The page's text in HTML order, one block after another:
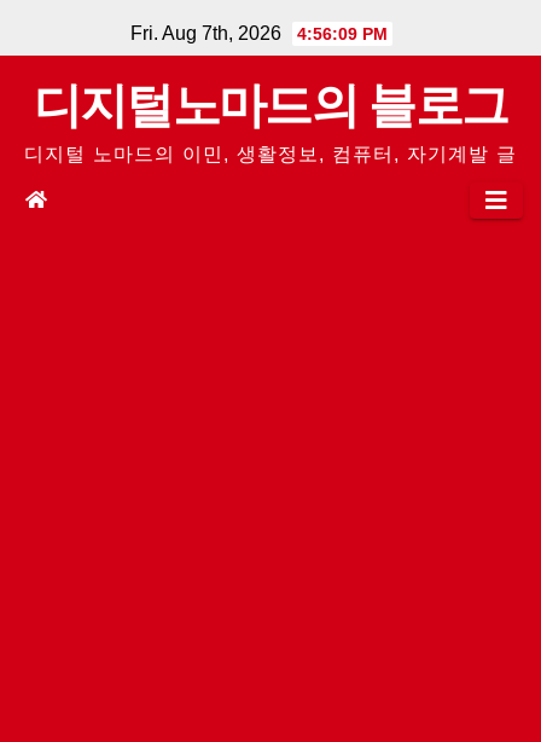
to
content
Fri. Aug 7th, 2026 4:56:09 PM
디지털노마드의 블로그
디지털 노마드의 이민, 생활정보, 컴퓨터, 자기계발 글